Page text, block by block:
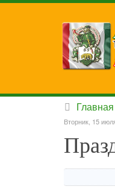
Главная
Вторник, 15